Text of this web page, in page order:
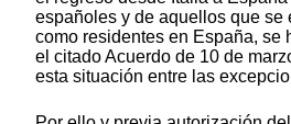
españoles y de aquellos que se
como residentes en España, se
el citado Acuerdo de 10 de
esta situación entre las